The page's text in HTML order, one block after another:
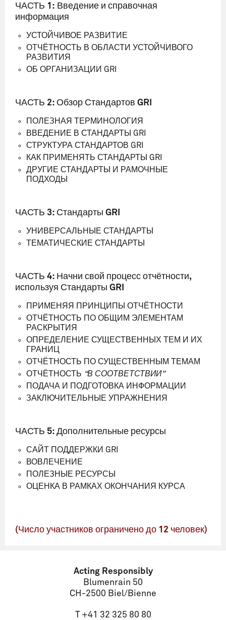
ЧАСТЬ 1: Введение и справочная
информация
УСТОЙЧИВОЕ РАЗВИТИЕ
ОТЧЁТНОСТЬ В ОБЛАСТИ УСТОЙЧИВОГО
РАЗВИТИЯ
ОБ ОРГАНИЗАЦИИ GRI
ЧАСТЬ 2: Обзор Стандартов GRI
ПОЛЕЗНАЯ ТЕРМИНОЛОГИЯ
ВВЕДЕНИЕ В СТАНДАРТЫ GRI
СТРУКТУРА СТАНДАРТОВ GRI
КАК ПРИМЕНЯТЬ СТАНДАРТЫ GRI
ДРУГИЕ СТАНДАРТЫ И РАМОЧНЫЕ
ПОДХОДЫ
ЧАСТЬ 3: Стандарты GRI
УНИВЕРСАЛЬНЫЕ СТАНДАРТЫ
ТЕМАТИЧЕСКИЕ СТАНДАРТЫ
ЧАСТЬ 4: Начни свой процесс отчётности,
используя Стандарты GRI
ПРИМЕНЯЯ ПРИНЦИПЫ ОТЧЁТНОСТИ
ОТЧЁТНОСТЬ ПО ОБЩИМ ЭЛЕМЕНТАМ
РАСКРЫТИЯ
ОПРЕДЕЛЕНИЕ СУЩЕСТВЕННЫХ ТЕМ И ИХ
ГРАНИЦ
ОТЧЁТНОСТЬ ПО СУЩЕСТВЕННЫМ ТЕМАМ
ОТЧЁТНОСТЬ “В СООТВЕТСТВИИ”
ПОДАЧА И ПОДГОТОВКА ИНФОРМАЦИИ
ЗАКЛЮЧИТЕЛЬНЫЕ УПРАЖНЕНИЯ
ЧАСТЬ 5: Дополнительные ресурсы
САЙТ ПОДДЕРЖКИ GRI
ВОВЛЕЧЕНИЕ
ПОЛЕЗНЫЕ РЕСУРСЫ
ОЦЕНКА В РАМКАХ ОКОНЧАНИЯ КУРСА
(Число участников ограничено до 12 человек)
Acting Responsibly
Blumenrain 50
CH-2500 Biel/Bienne
T +41 32 325 80 80